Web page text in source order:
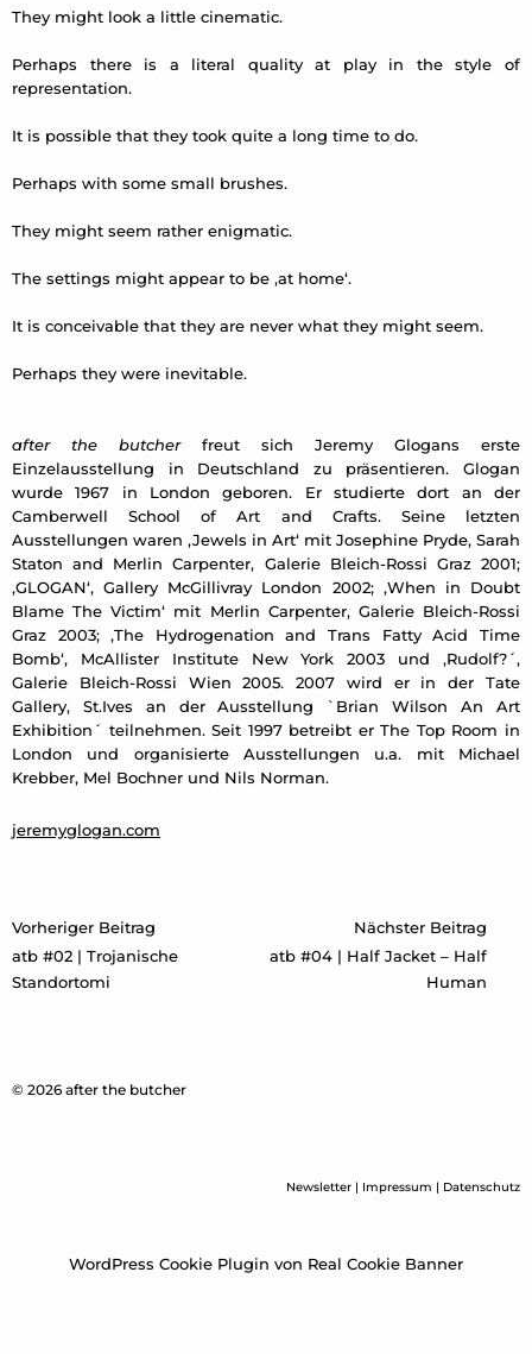
They might look a little cinematic.
Perhaps there is a literal quality at play in the style of
representation.
It is possible that they took quite a long time to do.
Perhaps with some small brushes.
They might seem rather enigmatic.
The settings might appear to be ‚at home‘.
It is conceivable that they are never what they might seem.
Perhaps they were inevitable.
after the butcherfreut sich Jeremy Glogans erste
Einzelausstellung in Deutschland zu präsentieren. Glogan
wurde 1967 in London geboren. Er studierte dort an der
Camberwell School of Art and Crafts. Seine letzten
Ausstellungen waren ‚Jewels in Art‘ mit Josephine Pryde, Sarah
Staton and Merlin Carpenter, Galerie Bleich-Rossi Graz 2001;
‚GLOGAN‘, Gallery McGillivray London 2002; ‚When in Doubt
Blame The Victim‘ mit Merlin Carpenter, Galerie Bleich-Rossi
Graz 2003; ‚The Hydrogenation and Trans Fatty Acid Time
Bomb‘, McAllister Institute New York 2003 und ‚Rudolf?´,
Galerie Bleich-Rossi Wien 2005. 2007 wird er in der Tate
Gallery, St.Ives an der Ausstellung `Brian Wilson An Art
Exhibition´ teilnehmen. Seit 1997 betreibt er The Top Room in
London und organisierte Ausstellungen u.a. mit Michael
Krebber, Mel Bochner und Nils Norman.
jeremyglogan.com
Vorheriger Beitrag
atb #02 | Trojanische
Standortomi
Nächster Beitrag
atb #04 | Half Jacket – Half
Human
© 2026 after the butcher
Newsletter | Impressum | Datenschutz
WordPress Cookie Plugin von Real Cookie Banner